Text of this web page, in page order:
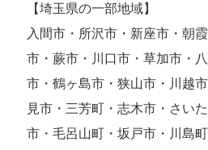
【埼玉県の一部地域】
入間市・所沢市・新座市・朝
市・蕨市・川口市・草加市・
市・鶴ヶ島市・狭山市・川越
見市・三芳町・志木市・さい
市・毛呂山町・坂戸市・川島